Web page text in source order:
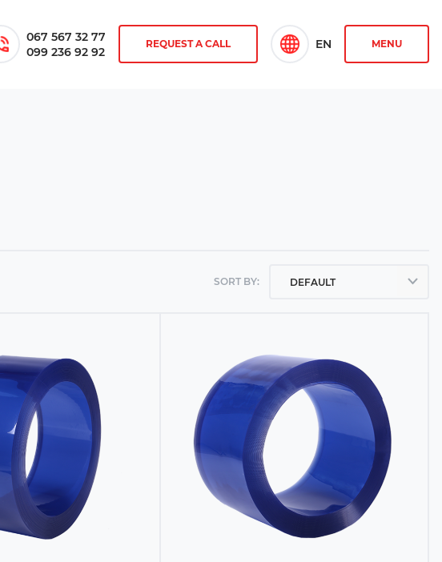
067 567 32 77
099 236 92 92
REQUEST A CALL EN MENU
SORT BY: DEFAULT